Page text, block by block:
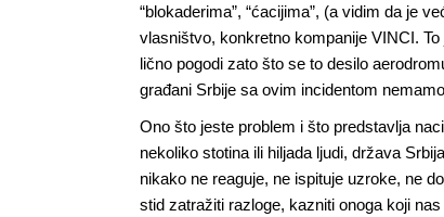
“blokaderima”, “ćacijima”, (a vidim da je
vlasništvo, konkretno kompanije VINCI.
lično pogodi zato što se to desilo
građani Srbije sa ovim incidentom
Ono što jeste problem i što predstavlja
nekoliko stotina ili hiljada ljudi, država
nikako ne reaguje, ne ispituje uzroke, ne
stid zatražiti razloge, kazniti onoga koji